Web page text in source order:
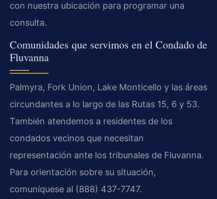
con nuestra ubicación para programar una
consulta.
Comunidades que servimos en el Condado de
Fluvanna
Palmyra, Fork Union, Lake Monticello y las áreas
circundantes a lo largo de las Rutas 15, 6 y 53.
También atendemos a residentes de los
condados vecinos que necesitan
representación ante los tribunales de Fluvanna.
Para orientación sobre su situación,
comuníquese al (888) 437-7747.